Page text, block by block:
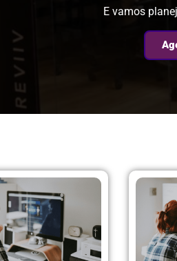
E vamos